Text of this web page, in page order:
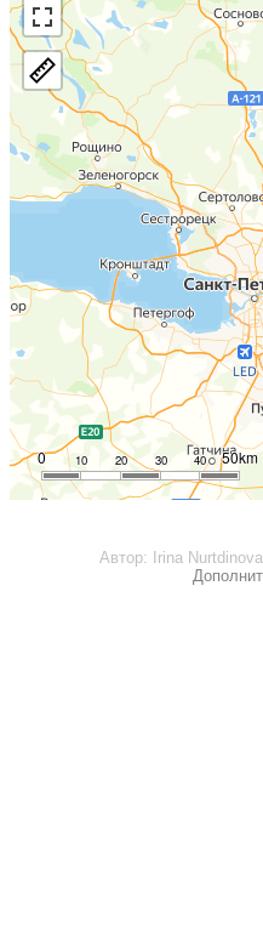
10
0 20 30 40 50km
Автор: Irina Nurtdinova